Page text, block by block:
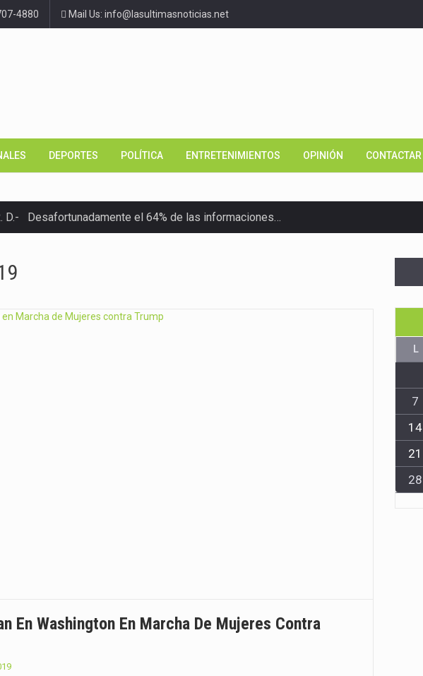
4880 Mail Us: info@lasultimasnoticias.net
DEPORTES POLÍTICA ENTRETENIMIENTOS OPINIÓN CONTACTAR
D.- Desafortunadamente el 64% de las informaciones…
Nacional de Salud (SNS), la Universidad…
(República Dominicana).- El Primer Tribunal Colegiado del Distrito Nacional…
En Washington En Marcha De Mujeres Contra
L
7
14
21
28